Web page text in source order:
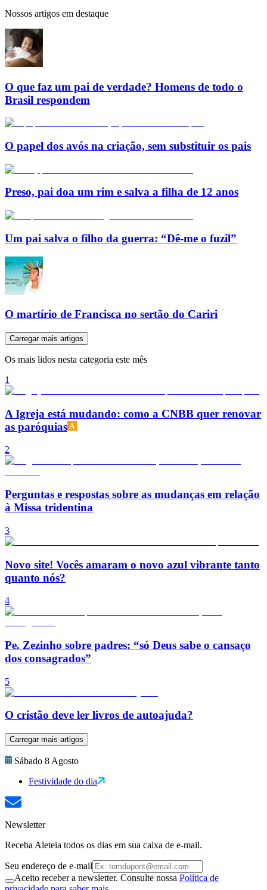
Nossos artigos em destaque
O que faz um pai de verdade? Homens de todo o
Brasil respondem
O papel dos avós na criação, sem substituir os pais
Preso, pai doa um rim e salva a filha de 12 anos
Um pai salva o filho da guerra: “Dê-me o fuzil”
O martírio de Francisca no sertão do Cariri
Carregar mais artigos
Os mais lidos nesta categoria este mês
1
A Igreja está mudando: como a CNBB quer renovar
as paróquias
2
Perguntas e respostas sobre as mudanças em relação
à Missa tridentina
3
Novo site! Vocês amaram o novo azul vibrante tanto
quanto nós?
4
Pe. Zezinho sobre padres: “só Deus sabe o cansaço
dos consagrados”
5
O cristão deve ler livros de autoajuda?
Carregar mais artigos
Sábado 8 Agosto
Festividade do dia
Newsletter
Receba Aleteia todos os dias em sua caixa de e-mail.
Seu endereço de e-mail
Aceito receber a newsletter. Consulte nossa Política de